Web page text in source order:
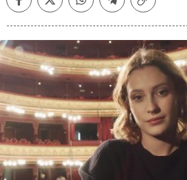
FacebookTwitterWhatsappTelegramCopiar